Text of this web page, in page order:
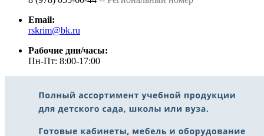
Email:
rskrim@bk.ru
Рабочие дни/часы:
Пн-Пт: 8:00-17:00